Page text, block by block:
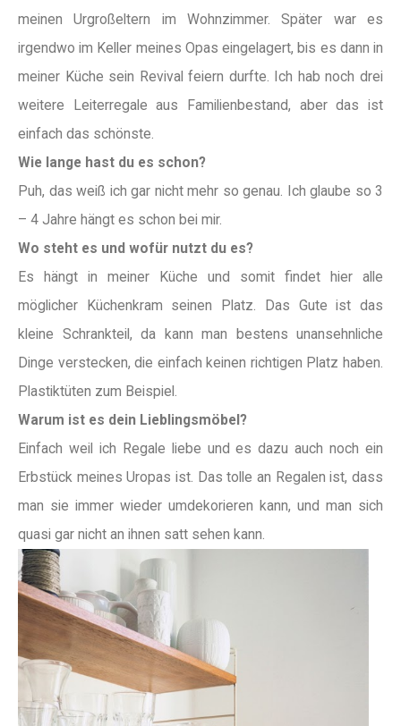
meinen Urgroßeltern im Wohnzimmer. Später war es
irgendwo im Keller meines Opas eingelagert, bis es dann in
meiner Küche sein Revival feiern durfte. Ich hab noch drei
weitere Leiterregale aus Familienbestand, aber das ist
einfach das schönste.
Wie lange hast du es schon?
Puh, das weiß ich gar nicht mehr so genau. Ich glaube so 3
– 4 Jahre hängt es schon bei mir.
Wo steht es und wofür nutzt du es?
Es hängt in meiner Küche und somit findet hier alle
möglicher Küchenkram seinen Platz. Das Gute ist das
kleine Schrankteil, da kann man bestens unansehnliche
Dinge verstecken, die einfach keinen richtigen Platz haben.
Plastiktüten zum Beispiel.
Warum ist es dein Lieblingsmöbel?
Einfach weil ich Regale liebe und es dazu auch noch ein
Erbstück meines Uropas ist. Das tolle an Regalen ist, dass
man sie immer wieder umdekorieren kann, und man sich
quasi gar nicht an ihnen satt sehen kann.